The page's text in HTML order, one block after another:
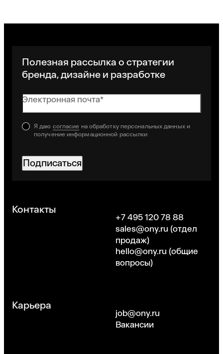
Полезная рассылка о стратегии
бренда, дизайне и разработке
Электронная почта*
Я даю согласие на обработку персональных данных и
получение информационной рассылки
Подписаться
Контакты
+7 495 120 78 88
sales@ony.ru (отдел
продаж)
hello@ony.ru (общие
вопросы)
Карьера
job@ony.ru
Вакансии